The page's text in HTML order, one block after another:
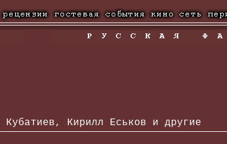
Кирилл Еськов и другие